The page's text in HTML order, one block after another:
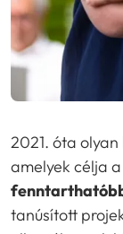
2021. óta
amelyek célja
tanúsított